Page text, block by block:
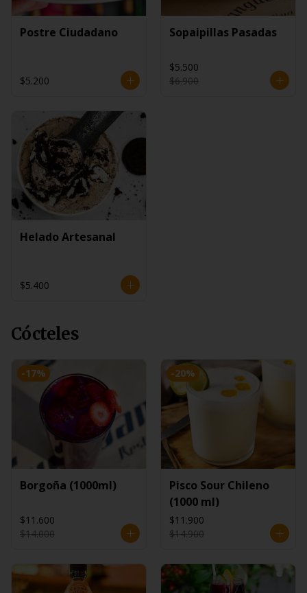
Postre Ciudadano
$5.200
Sopaipillas Pasadas
$5.500
$6.900
Helado Artesanal
$5.400
Cócteles
-17%
Borgoña (1000ml)
$11.600
$14.000
-20%
Pisco Sour Chileno
(1000 ml)
$11.900
$14.900